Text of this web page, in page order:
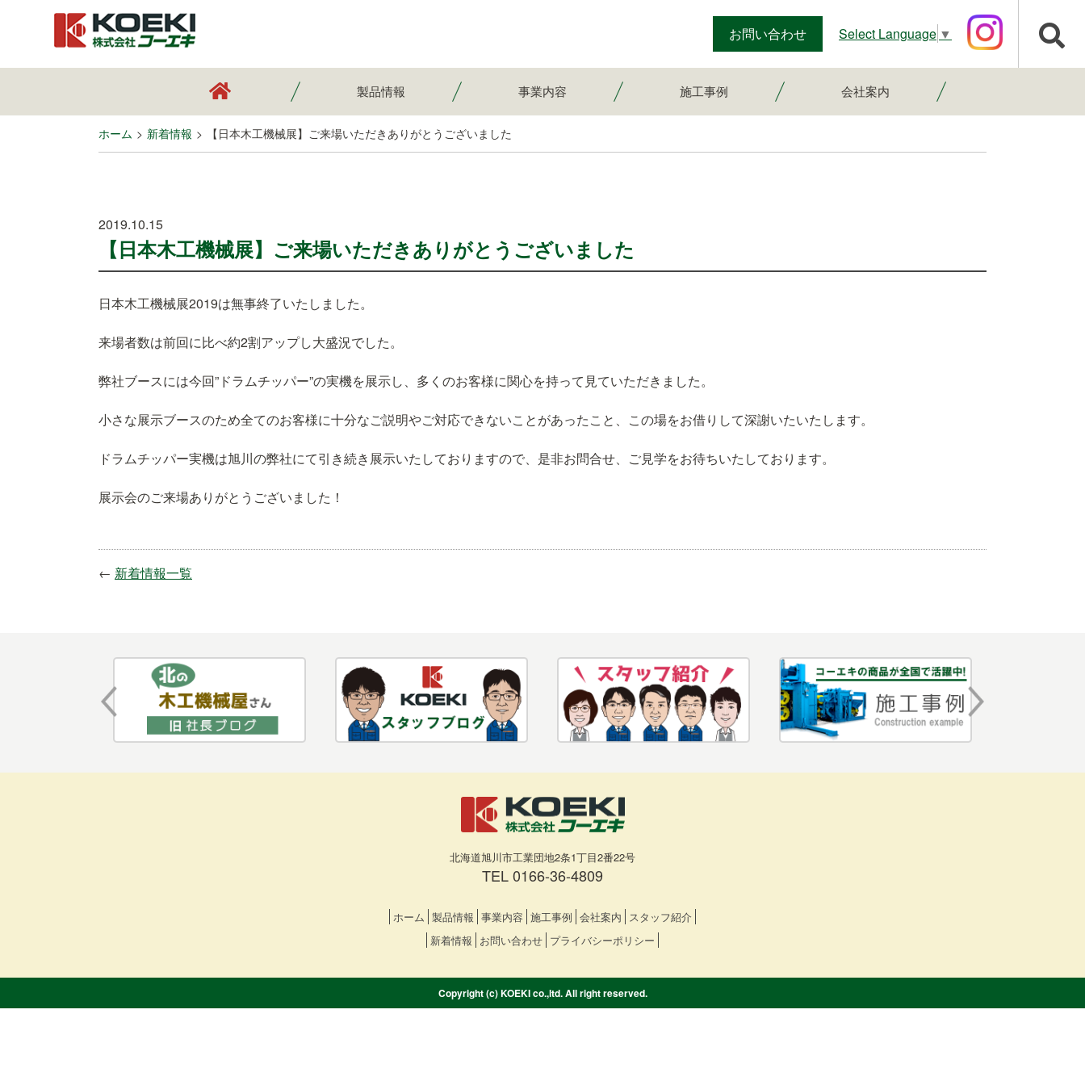
お問い合わせ Select Language ▼
製品情報 事業内容 施工事例 会社案内
ホーム 新着情報 【日本木工機械展】ご来場いただきありがとうございました
2019.10.15
【日本木工機械展】ご来場いただきありがとうございました
日本木工機械展2019は無事終了いたしました。
来場者数は前回に比べ約2割アップし大盛況でした。
弊社ブースには今回”ドラムチッパー”の実機を展示し、多くのお客様に関心を持って見ていただきました。
小さな展示ブースのため全てのお客様に十分なご説明やご対応できないことがあったこと、この場をお借りして深謝いたいたします。
ドラムチッパー実機は旭川の弊社にて引き続き展示いたしておりますので、是非お問合せ、ご見学をお待ちいたしております。
展示会のご来場ありがとうございました！
← 新着情報一覧
北海道旭川市工業団地2条1丁目2番22号
TEL0166-36-4809
ホーム 製品情報 事業内容 施工事例 会社案内 スタッフ紹介
新着情報 お問い合わせ プライバシーポリシー
Copyright (c) KOEKI co.,ltd. All right reserved.